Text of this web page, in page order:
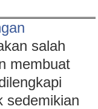
salah
membuat
sedemikian